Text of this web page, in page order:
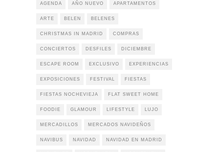
AGENDA AÑO NUEVO APARTAMENTOS
ARTE BELEN BELENES
CHRISTMAS IN MADRID COMPRAS
CONCIERTOS DESFILES DICIEMBRE
ESCAPE ROOM EXCLUSIVO EXPERIENCIAS
EXPOSICIONES FESTIVAL FIESTAS
FIESTAS NOCHEVIEJA FLAT SWEET HOME
FOODIE GLAMOUR LIFESTYLE LUJO
MERCADILLOS MERCADOS NAVIDEÑOS
NAVIBUS NAVIDAD NAVIDAD EN MADRID